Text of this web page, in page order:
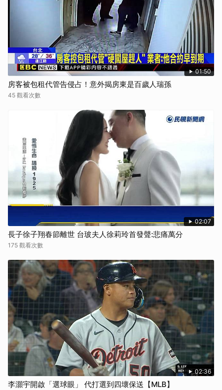
01:50
房客被包租代管告侵占！意外揭房東是百歲人瑞孫
45 觀看次數
02:07
長子徐子翔春節離世 台玻夫人徐莉玲首發聲:悲痛萬分
175 觀看次數
02:36
李灝宇開啟「選球眼」 代打選到四壞保送【MLB】